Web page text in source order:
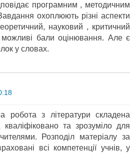
програмним , методичним
охоплюють різні аспекти
науковий , критичний
можливі бали оцінювання. Але є
у словах.
робота з літератури складена
та зрозуміло для
Розподіл матеріалу за
всі компетенції учнів, у